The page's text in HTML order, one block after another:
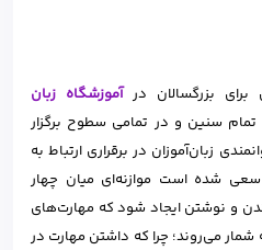
برای بزرگسالان درآموزشگاه زبان
تمام سنین و در تمامی سطوح برگزار
زبان‌آموزان در برقراری ارتباط به
شده است موازنه‌ای میان چهار
و نوشتن ایجاد شود که مهارت‌های
شمار می‌روند؛ چرا که داشتن مهارت در